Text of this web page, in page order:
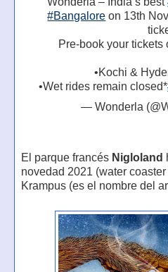
#Bangalore on 13th
Pre-book your tickets
•Kochi &
•Wet rides remain closed*
— Wonderla
El parque francés Nigloland
novedad 2021 (water
Krampus (es el nombre del